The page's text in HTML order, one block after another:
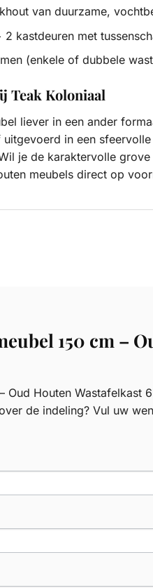
van duurzame,
kastdeuren met
(enkele of dubbele
Teak Koloniaal
liever in een ander
in een
je de karaktervolle
meubels direct op
150 cm –
Oud Houten
de indeling? Vul uw